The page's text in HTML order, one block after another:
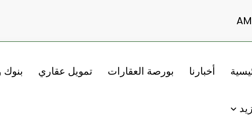
أخبارنا بورصة العقارات تمويل عقاري بنوك